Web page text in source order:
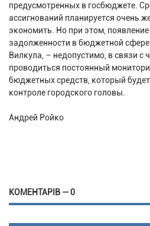
предусмотренных в госбюджете.
ассигнований планируется очень
экономить. Но при этом,
задолженности в бюджетной
Вилкула, – недопустимо, в связи с
проводиться постоянный
бюджетных средств, который
контроле городского головы.
Андрей Ройко
КОМЕНТАРІВ — 0